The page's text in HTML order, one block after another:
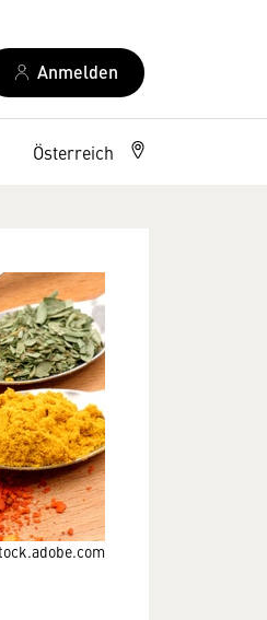
Anmelden
Österreich